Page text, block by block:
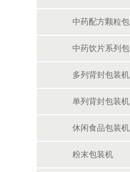
多列背封包装机
单列背封包装机
休闲食品包装机
粉末包装机